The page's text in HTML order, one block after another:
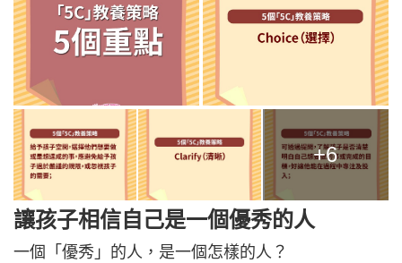
+6
讓孩子相信自己是一個優秀的人
一個「優秀」的人，是一個怎樣的人？